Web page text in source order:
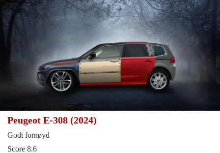
Peugeot E-308 (2024)
Godt fornøyd
Score 8.6